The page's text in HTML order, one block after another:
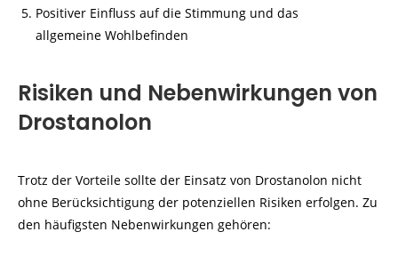
Positiver Einfluss auf die Stimmung und das
allgemeine Wohlbefinden
Risiken und Nebenwirkungen von
Drostanolon
Trotz der Vorteile sollte der Einsatz von Drostanolon nicht
ohne Berücksichtigung der potenziellen Risiken erfolgen. Zu
den häufigsten Nebenwirkungen gehören: